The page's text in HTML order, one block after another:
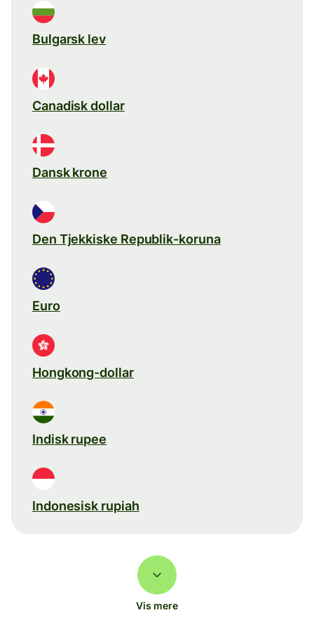
Bulgarsk lev
Canadisk dollar
Dansk krone
Den Tjekkiske Republik-koruna
Euro
Hongkong-dollar
Indisk rupee
Indonesisk rupiah
Vis mere